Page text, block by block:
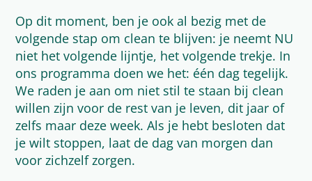
Op dit moment, ben je ook al bezig met de
volgende stap om clean te blijven: je neemt NU
niet het volgende lijntje, het volgende trekje. In
ons programma doen we het: één dag tegelijk.
We raden je aan om niet stil te staan bij clean
willen zijn voor de rest van je leven, dit jaar of
zelfs maar deze week. Als je hebt besloten dat
je wilt stoppen, laat de dag van morgen dan
voor zichzelf zorgen.